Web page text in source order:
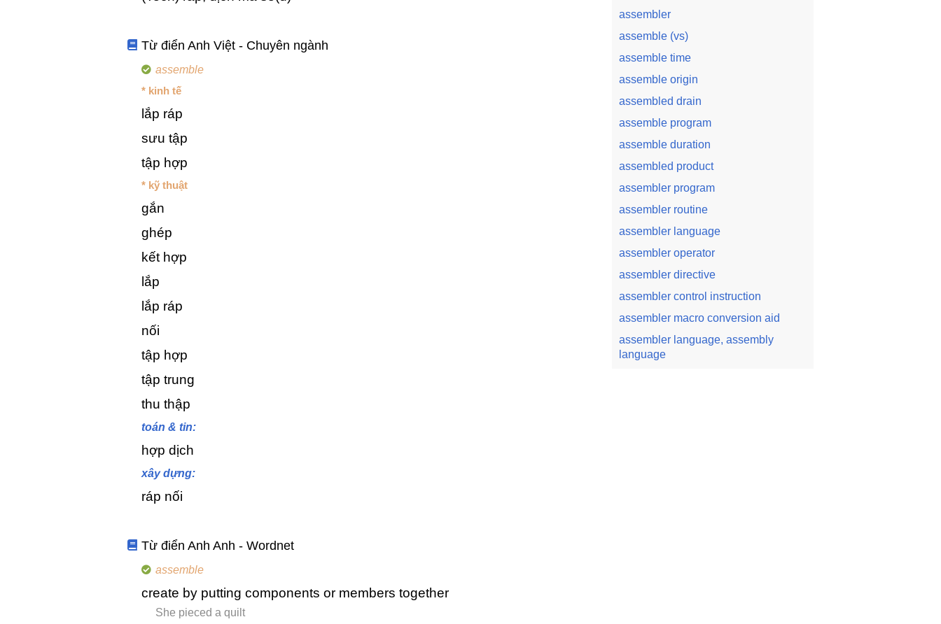
Từ điển Anh Việt - Chuyên ngành
assemble
* kinh tế
lắp ráp
sưu tập
tập hợp
* kỹ thuật
gắn
ghép
kết hợp
lắp
lắp ráp
nối
tập hợp
tập trung
thu thập
toán & tin:
hợp dịch
xây dựng:
ráp nối
Từ điển Anh Anh - Wordnet
assemble
create by putting components or members together
She pieced a quilt
assembler
assemble (vs)
assemble time
assemble origin
assembled drain
assemble program
assemble duration
assembled product
assembler program
assembler routine
assembler language
assembler operator
assembler directive
assembler control instruction
assembler macro conversion aid
assembler language, assembly
language